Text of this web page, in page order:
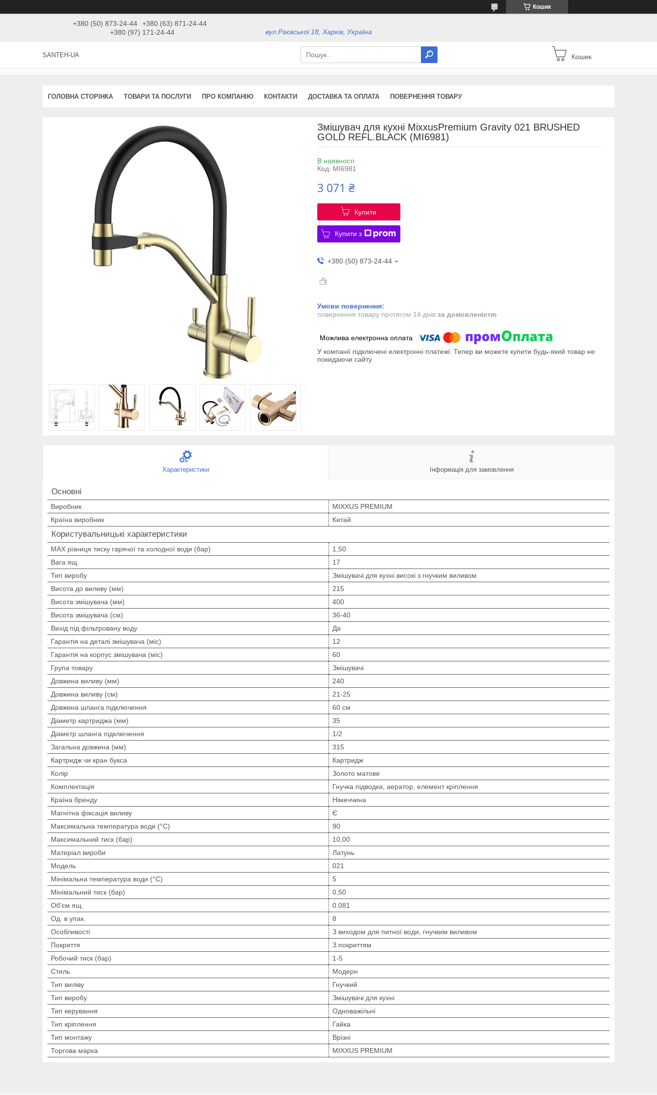
Кошик
+380 (50) 873-24-44
+380 (63) 871-24-44
+380 (97) 171-24-44
вул.Раєвської 18, Харків, Україна
SANTEH-UA Кошик
ГОЛОВНА СТОРІНКА ТОВАРИ ТА ПОСЛУГИ ПРО КОМПАНІЮ КОНТАКТИ ДОСТАВКА ТА ОПЛАТА ПОВЕРНЕННЯ ТОВАРУ
Змішувач для кухні MixxusPremium Gravity 021 BRUSHED
GOLD REFL.BLACK (MI6981)
В наявності
Код: MI6981
3 071 ₴
Купити
Купити з
+380 (50) 873-24-44
повернення товару протягом 14 днів за домовленістю
У компанії підключені електронні платежі. Тепер ви можете купити будь-який товар не
покидаючи сайту.
Характеристики Інформація для замовлення
Основні
Виробник
MIXXUS PREMIUM
Країна виробник
Китай
Користувальницькі характеристики
MAX різниця тиску гарячої та холодної води (бар)
1,50
Вага ящ.
17
Тип виробу
Змішувачі для кухні високі з гнучким виливом
Висота до виливу (мм)
215
Висота змішувача (мм)
400
Висота змішувача (см)
36-40
Вихід під фільтровану воду
Да
Гарантія на деталі змішувача (міс)
12
Гарантія на корпус змішувача (міс)
60
Група товару
Змішувачі
Довжина виливу (мм)
240
Довжина виливу (см)
21-25
Довжина шланга підключення
60 см
Діаметр картриджа (мм)
35
Діаметр шланга підключення
1/2
Загальна довжина (мм)
315
Картридж чи кран букса
Картридж
Колір
Золото матове
Комплектація
Гнучка підводка, аератор, елемент кріплення
Країна бренду
Німеччина
Магнітна фіксація виливу
Є
Максимальна температура води (°C)
90
Максимальний тиск (бар)
10,00
Матеріал вироби
Латунь
Мoдель
021
Мінімальна температура води (°C)
5
Мінімальний тиск (бар)
0,50
Об'єм ящ.
0.081
Од. в упак.
8
Особливості
З виходом для питної води, гнучким виливом
Покриття
З покриттям
Робочий тиск (бар)
1-5
Стиль
Модерн
Тип виліву
Гнучкий
Тип виробу
Змішувачі для кухні
Тип керування
Одноважільні
Тип кріплення
Гайка
Тип монтажу
Врізні
Торгова марка
MIXXUS PREMIUM